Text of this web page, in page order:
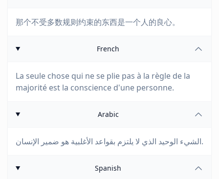
那个不受多数规则约束的东西是一个人的良心。
French
La seule chose qui ne se plie pas à la règle de la
majorité est la conscience d'une personne.
Arabic
الشيء الوحيد الذي لا يلتزم بقواعد الأغلبية هو ضمير الإنسان.
Spanish